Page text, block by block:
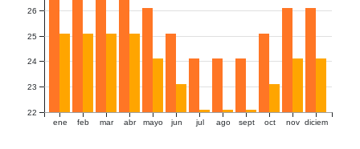
ene feb mar abr mayo jun jul ago sept oct nov diciem
22
23
24
25
26